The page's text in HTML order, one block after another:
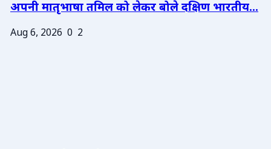
अपनी मातृभाषा तमिल को लेकर बोले दक्षिण भारतीय...
Aug 6, 2026 0 2